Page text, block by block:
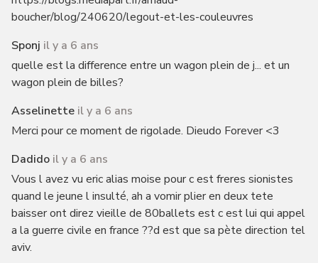
boucher/blog/240620/legout-et-les-couleuvres
Sponj il y a 6 ans
quelle est la difference entre un wagon plein de j... et un
wagon plein de billes?
Asselinette il y a 6 ans
Merci pour ce moment de rigolade. Dieudo Forever <3
Dadido il y a 6 ans
Vous l avez vu eric alias moise pour c est freres sionistes
quand le jeune l insulté, ah a vomir plier en deux tete
baisser ont direz vieille de 80ballets est c est lui qui appel
a la guerre civile en france ??d est que sa pète direction tel
aviv.